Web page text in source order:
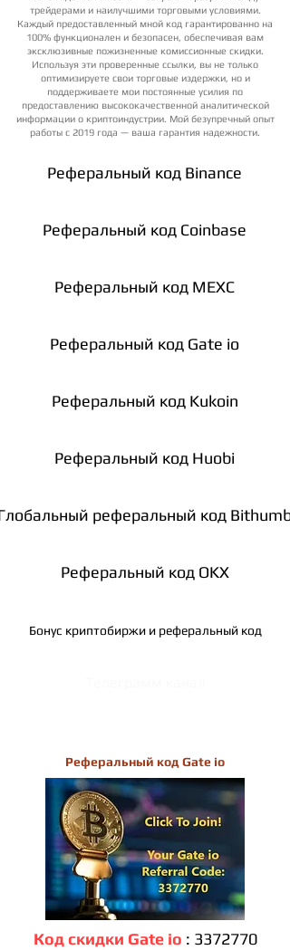
трейдерами и наилучшими торговыми условиями.
Каждый предоставленный мной код гарантированно на
100% функционален и безопасен, обеспечивая вам
эксклюзивные пожизненные комиссионные скидки.
Используя эти проверенные ссылки, вы не только
оптимизируете свои торговые издержки, но и
поддерживаете мои постоянные усилия по
предоставлению высококачественной аналитической
информации о криптоиндустрии. Мой безупречный опыт
работы с 2019 года — ваша гарантия надежности.
Реферальный код Binance
Реферальный код Coinbase
Реферальный код MEXC
Реферальный код Gate io
Реферальный код Kukoin
Реферальный код Huobi
реферальный код Bithumb
Реферальный код OKX
Бонус криптобиржи и реферальный код
Реферальный код Gate io
Код скидки Gate io : 3372770